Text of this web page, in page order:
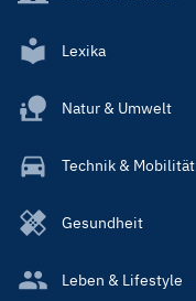
Lexika
Natur & Umwelt
Technik & Mobilität
Gesundheit
Leben & Lifestyle